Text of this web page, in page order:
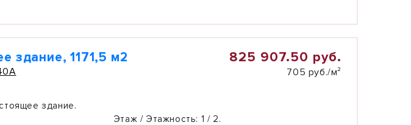
здание, 1171,5 м2 825 907.50 руб.
705 руб./м²
здание.
Этаж / Этажность: 1 / 2.